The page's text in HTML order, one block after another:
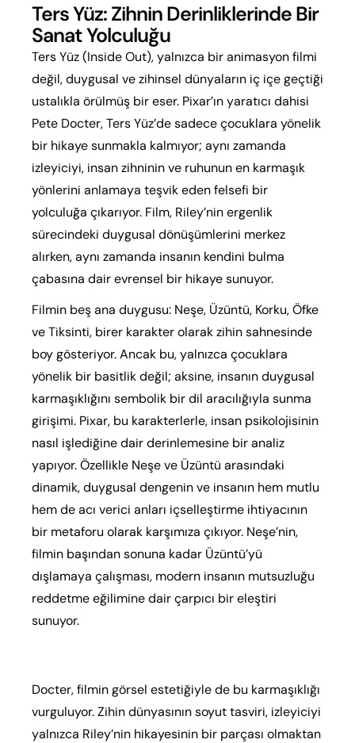
Ters Yüz: Zihnin Derinliklerinde Bir
Sanat Yolculuğu
Ters Yüz (Inside Out), yalnızca bir animasyon filmi
değil, duygusal ve zihinsel dünyaların iç içe geçtiği
ustalıkla örülmüş bir eser. Pixar’ın yaratıcı dahisi
Pete Docter, Ters Yüz’de sadece çocuklara yönelik
bir hikaye sunmakla kalmıyor; aynı zamanda
izleyiciyi, insan zihninin ve ruhunun en karmaşık
yönlerini anlamaya teşvik eden felsefi bir
yolculuğa çıkarıyor. Film, Riley’nin ergenlik
sürecindeki duygusal dönüşümlerini merkez
alırken, aynı zamanda insanın kendini bulma
çabasına dair evrensel bir hikaye sunuyor.
Filmin beş ana duygusu: Neşe, Üzüntü, Korku, Öfke
ve Tiksinti, birer karakter olarak zihin sahnesinde
boy gösteriyor. Ancak bu, yalnızca çocuklara
yönelik bir basitlik değil; aksine, insanın duygusal
karmaşıklığını sembolik bir dil aracılığıyla sunma
girişimi. Pixar, bu karakterlerle, insan psikolojisinin
nasıl işlediğine dair derinlemesine bir analiz
yapıyor. Özellikle Neşe ve Üzüntü arasındaki
dinamik, duygusal dengenin ve insanın hem mutlu
hem de acı verici anları içselleştirme ihtiyacının
bir metaforu olarak karşımıza çıkıyor. Neşe’nin,
filmin başından sonuna kadar Üzüntü’yü
dışlamaya çalışması, modern insanın mutsuzluğu
reddetme eğilimine dair çarpıcı bir eleştiri
sunuyor.
Docter, filmin görsel estetiğiyle de bu karmaşıklığı
vurguluyor. Zihin dünyasının soyut tasviri, izleyiciyi
yalnızca Riley’nin hikayesinin bir parçası olmaktan